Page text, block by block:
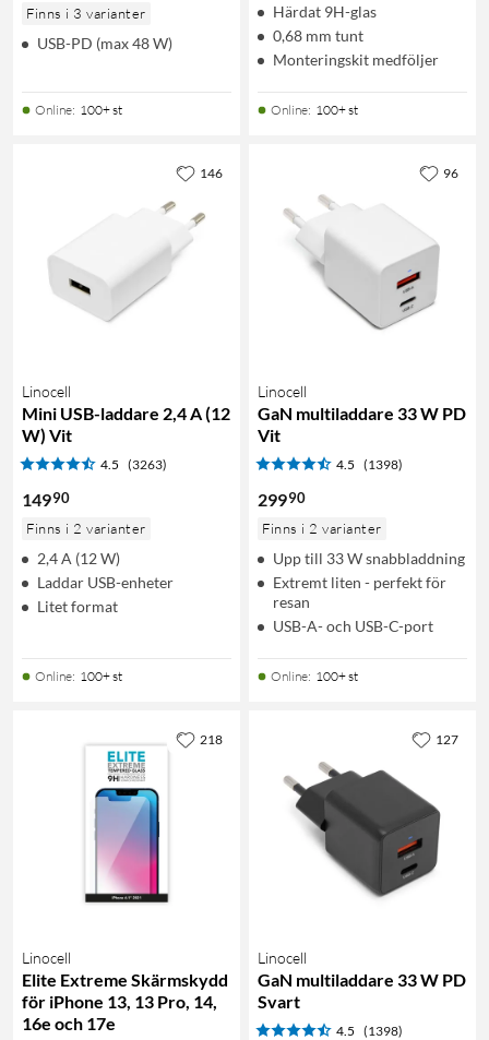
Finns i 3 varianter
USB-PD (max 48 W)
Online: 100+ st
Härdat 9H-glas
0,68 mm tunt
Monteringskit medföljer
Online: 100+ st
Linocell
Mini USB-laddare 2,4 A (12
W) Vit
4.5 (3263)
14990
Finns i 2 varianter
2,4 A (12 W)
Laddar USB-enheter
Litet format
Online: 100+ st
146
Linocell
GaN multiladdare 33 W PD
Vit
4.5 (1398)
29990
Finns i 2 varianter
Upp till 33 W snabbladdning
Extremt liten - perfekt för
resan
USB-A- och USB-C-port
Online: 100+ st
96
Linocell
Elite Extreme Skärmskydd
för iPhone 13, 13 Pro, 14,
16e och 17e
218
Linocell
GaN multiladdare 33 W PD
Svart
4.5 (1398)
127